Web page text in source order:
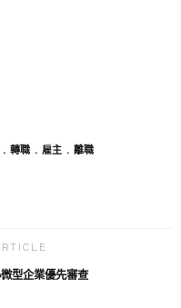
轉職 雇主 離職
型企業優先審查